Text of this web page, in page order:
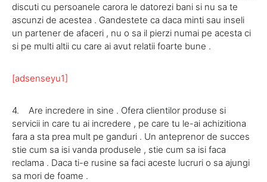
discuti cu persoanele carora le datorezi bani si nu sa te
ascunzi de acestea . Gandestete ca daca minti sau inseli
un partener de afaceri , nu o sa il pierzi numai pe acesta ci
si pe multi altii cu care ai avut relatii foarte bune .
[adsenseyu1]
4. Are incredere in sine . Ofera clientilor produse si
servicii in care tu ai incredere , pe care tu le-ai achizitiona
fara a sta prea mult pe ganduri . Un anteprenor de succes
stie cum sa isi vanda produsele , stie cum sa isi faca
reclama . Daca ti-e rusine sa faci aceste lucruri o sa ajungi
sa mori de foame .